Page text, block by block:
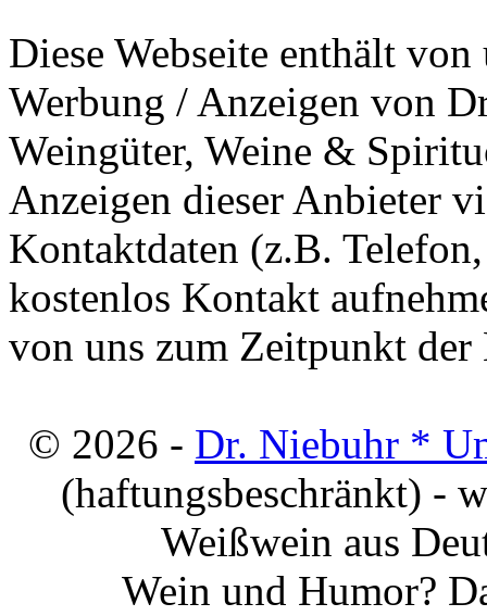
Diese Webseite enthält
Werbung / Anzeigen von
Weingüter, Weine &
Anzeigen dieser Anbieter
Kontaktdaten (z.B.
kostenlos Kontakt
von uns zum Zeitpunkt
© 2026 - Dr. Niebuhr *
(haftungsbeschränkt) -
Weißwein aus
Wein und Humor?